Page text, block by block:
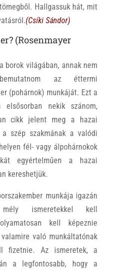
Hallgassuk hát, mit
(Csíki Sándor)
(Rosenmayer
a borok világában, annak nem
az éttermi
(pohárnok) munkáját. Ezt a
nekik szánom,
cikk jelent meg a hazai
szép szakmának a valódi
fél- vagy álpohárnokok
egyértelműen a hazai
kereshetjük.
munkája igazán
ismeretekkel kell
kell képeznie
való munkáltatónak
fizetnie. Az ismeretek, a
a legfontosabb, hogy a